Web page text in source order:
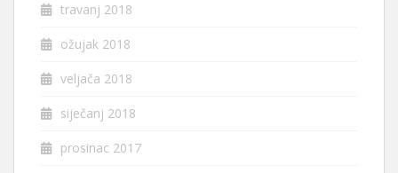
travanj 2018
ožujak 2018
veljača 2018
siječanj 2018
prosinac 2017